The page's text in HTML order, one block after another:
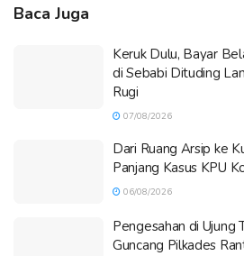
Baca Juga
Keruk Dulu, Bayar
di Sebabi Dituding
Rugi
07/08/2026
Dari Ruang Arsip ke
Panjang Kasus KPU
06/08/2026
Pengesahan di Ujung
Guncang Pilkades